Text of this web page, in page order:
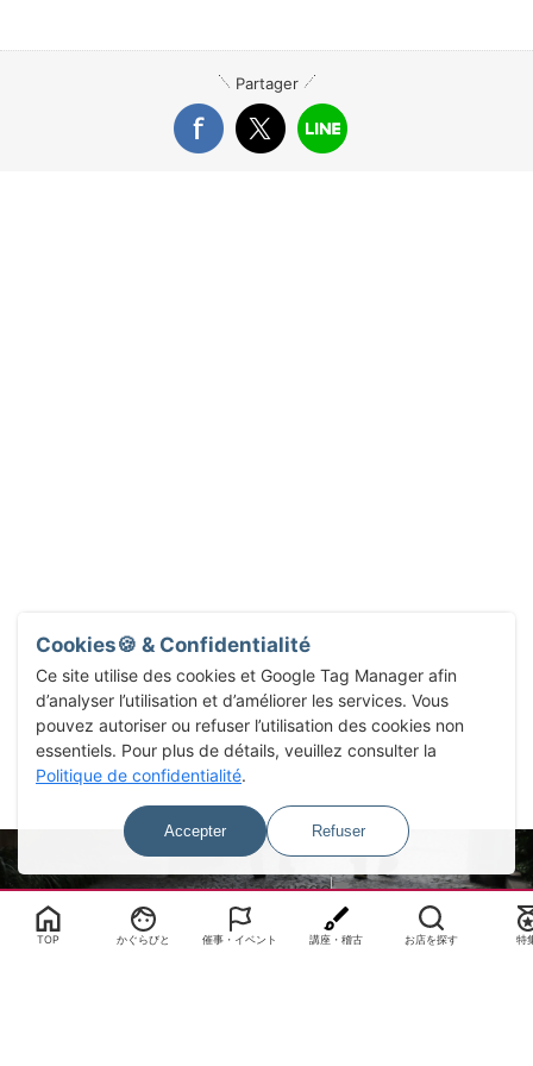
Partager
Select Language▼
TOP かぐらびと 催事・イベント 講座・稽古 お店を探す 特
Cookies🍪 & Confidentialité
Ce site utilise des cookies et Google Tag Manager afin
d’analyser l’utilisation et d’améliorer les services. Vous
pouvez autoriser ou refuser l’utilisation des cookies non
essentiels. Pour plus de détails, veuillez consulter la
Politique de confidentialité.
Accepter Refuser